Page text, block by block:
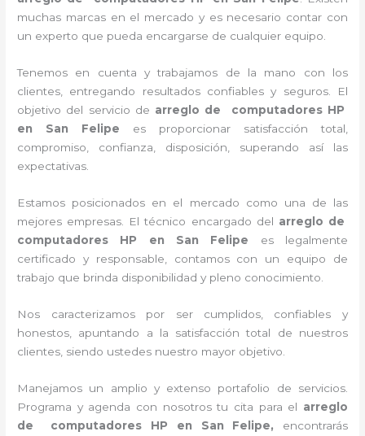
muchas marcas en el mercado y es necesario contar con
un experto que pueda encargarse de cualquier equipo.
Tenemos en cuenta y trabajamos de la mano con los
clientes, entregando resultados confiables y seguros. El
objetivo del servicio de arreglo de computadores HP
en San Felipe es proporcionar satisfacción total,
compromiso, confianza, disposición, superando así las
expectativas.
Estamos posicionados en el mercado como una de las
mejores empresas. El técnico encargado del arreglo de
computadores HP en San Felipe es legalmente
certificado y responsable, contamos con un equipo de
trabajo que brinda disponibilidad y pleno conocimiento.
Nos caracterizamos por ser cumplidos, confiables y
honestos, apuntando a la satisfacción total de nuestros
clientes, siendo ustedes nuestro mayor objetivo.
Manejamos un amplio y extenso portafolio de servicios.
Programa y agenda con nosotros tu cita para el arreglo
de computadores HP en San Felipe, encontrarás